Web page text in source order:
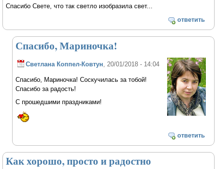
Спасибо Свете, что так светло изобразила свет...
ответить
Спасибо, Мариночка!
Светлана Коппел-Ковтун , 20/01/2018 - 14:04
Спасибо, Мариночка! Соскучилась за тобой!
Спасибо за радость!
С прошедшими праздниками!
ответить
Как хорошо, просто и радостно